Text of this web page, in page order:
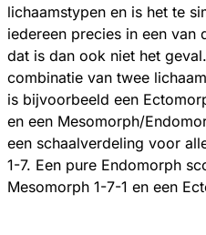
lichaamstypen en is het te
iedereen precies in een van
dat is dan ook niet het
combinatie van twee
is bijvoorbeeld een
en een Mesomorph/
een schaalverdeling voor
1-7. Een pure Endomorph
Mesomorph 1-7-1 en een